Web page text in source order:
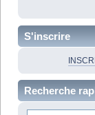
S'inscrire
Recherche